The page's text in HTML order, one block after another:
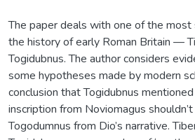
The paper deals with one of the most
the history of early Roman Britain —
Togidubnus. The author considers
some hypotheses made by modern
conclusion that Togidubnus
inscription from Noviomagus
Togodumnus from Dio’s narrative.